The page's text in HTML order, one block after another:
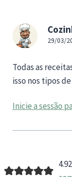
29/03/
Todas as
isso nos tipos
Inicie a sessão